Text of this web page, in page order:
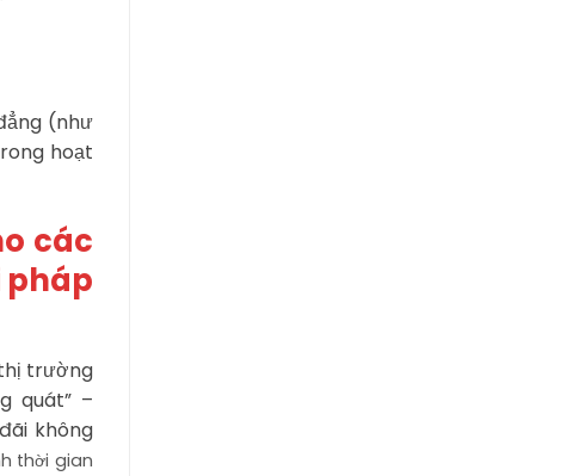
(như
hoạt
các
pháp
trường
quát” –
không
thời gian